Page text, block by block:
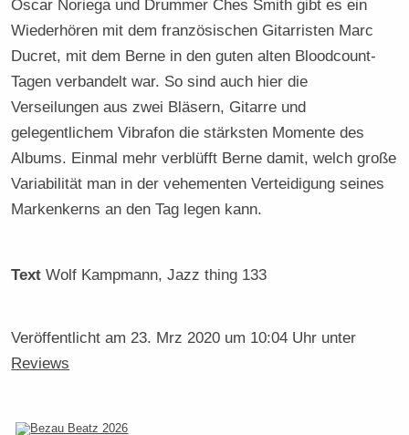
Oscar Noriega und Drummer Ches Smith gibt es ein
Wiederhören mit dem französischen Gitarristen Marc
Ducret, mit dem Berne in den guten alten Bloodcount-
Tagen verbandelt war. So sind auch hier die
Verseilungen aus zwei Bläsern, Gitarre und
gelegentlichem Vibrafon die stärksten Momente des
Albums. Einmal mehr verblüfft Berne damit, welch große
Variabilität man in der vehementen Verteidigung seines
Markenkerns an den Tag legen kann.
Text Wolf Kampmann, Jazz thing 133
Veröffentlicht am 23. Mrz 2020 um 10:04 Uhr unter
Reviews